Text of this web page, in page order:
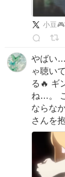
小豆
やばい…
ゃ聴い
る🔥 ギ
ね…。
ならな
さんを